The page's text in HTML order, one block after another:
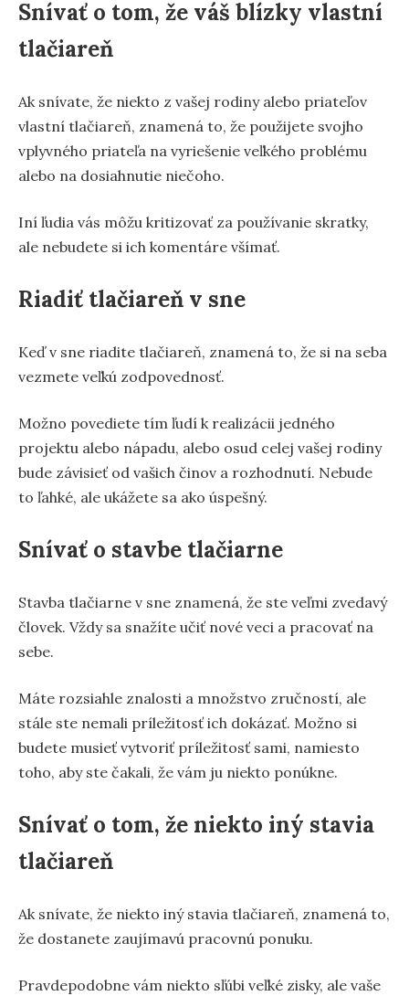
Snívať o tom, že váš blízky vlastní
tlačiareň
Ak snívate, že niekto z vašej rodiny alebo priateľov
vlastní tlačiareň, znamená to, že použijete svojho
vplyvného priateľa na vyriešenie veľkého problému
alebo na dosiahnutie niečoho.
Iní ľudia vás môžu kritizovať za používanie skratky,
ale nebudete si ich komentáre všímať.
Riadiť tlačiareň v sne
Keď v sne riadite tlačiareň, znamená to, že si na seba
vezmete veľkú zodpovednosť.
Možno povediete tím ľudí k realizácii jedného
projektu alebo nápadu, alebo osud celej vašej rodiny
bude závisieť od vašich činov a rozhodnutí. Nebude
to ľahké, ale ukážete sa ako úspešný.
Snívať o stavbe tlačiarne
Stavba tlačiarne v sne znamená, že ste veľmi zvedavý
človek. Vždy sa snažíte učiť nové veci a pracovať na
sebe.
Máte rozsiahle znalosti a množstvo zručností, ale
stále ste nemali príležitosť ich dokázať. Možno si
budete musieť vytvoriť príležitosť sami, namiesto
toho, aby ste čakali, že vám ju niekto ponúkne.
Snívať o tom, že niekto iný stavia
tlačiareň
Ak snívate, že niekto iný stavia tlačiareň, znamená to,
že dostanete zaujímavú pracovnú ponuku.
Pravdepodobne vám niekto sľúbi veľké zisky, ale vaše